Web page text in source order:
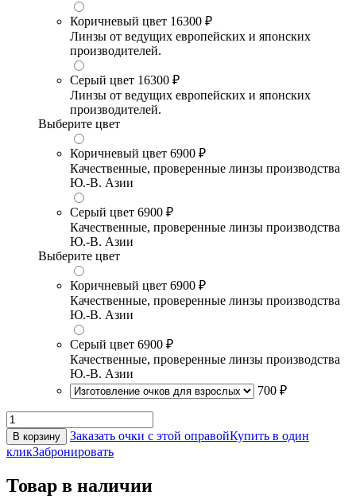
Коричневый цвет 16300 ₽
Линзы от ведущих европейских и японских
производителей.
Серый цвет 16300 ₽
Линзы от ведущих европейских и японских
производителей.
Выберите цвет
Коричневый цвет 6900 ₽
Качественные, проверенные линзы производства
Ю.-В. Азии
Серый цвет 6900 ₽
Качественные, проверенные линзы производства
Ю.-В. Азии
Выберите цвет
Коричневый цвет 6900 ₽
Качественные, проверенные линзы производства
Ю.-В. Азии
Серый цвет 6900 ₽
Качественные, проверенные линзы производства
Ю.-В. Азии
700 ₽
В корзину Заказать очки с этой оправойКупить в один
кликЗабронировать
Товар в наличии